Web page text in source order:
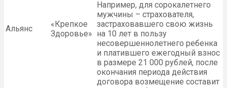
Альянс
«Крепкое
Здоровье»
Например, для сорокалетнего
мужчины – страхователя,
застраховавшего свою жизнь
на 10 лет в пользу
несовершеннолетнего ребенка
и платившего ежегодный взнос
в размере 21 000 рублей, после
окончания периода действия
договора возмещение составит